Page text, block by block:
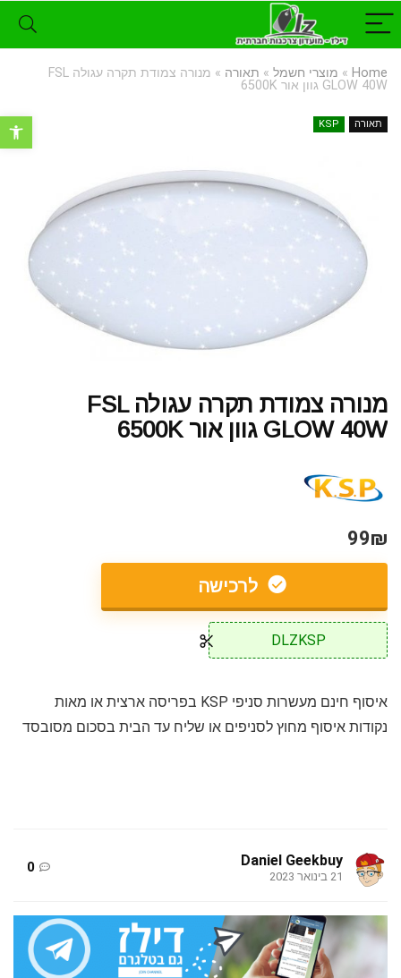
פתח
Home
» מוצרי חשמל » תאורה »
מנורה צמודת תקרה עגולה FSL
GLOW 40W גוון אור 6500K
תאורה KSP
מנורה צמודת תקרה עגולה FSL
GLOW 40W גוון אור 6500K
99₪
לרכישה
DLZKSP
איסוף חינם מעשרות סניפי KSP בפריסה ארצית או מאות
נקודות איסוף מחוץ לסניפים או שליח עד הבית בסכום מסובסד
Daniel Geekbuy
21 בינואר 2023
0